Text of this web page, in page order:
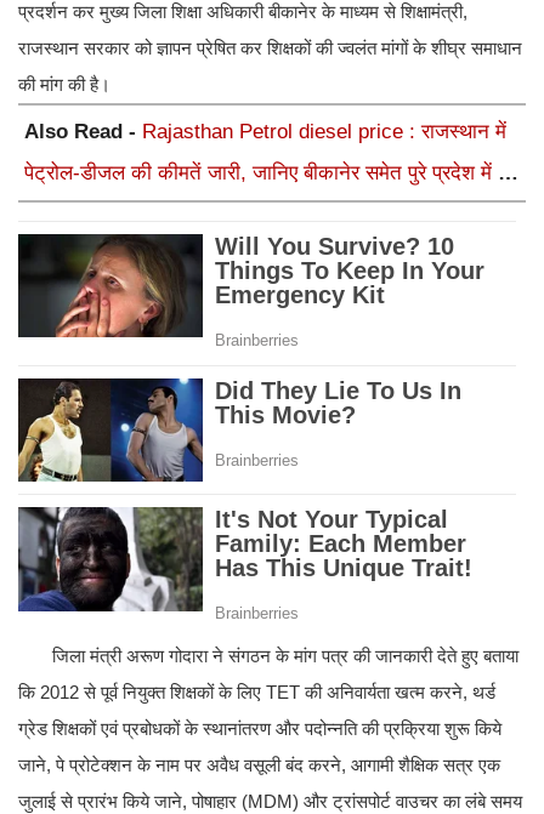
प्रदर्शन कर मुख्य जिला शिक्षा अधिकारी बीकानेर के माध्यम से शिक्षामंत्री,
राजस्थान सरकार को ज्ञापन प्रेषित कर शिक्षकों की ज्वलंत मांगों के शीघ्र समाधान
की मांग की है।
Also Read - Rajasthan Petrol diesel price : राजस्थान में
पेट्रोल-डीजल की कीमतें जारी, जानिए बीकानेर समेत पुरे प्रदेश में नए
जिला मंत्री अरूण गोदारा ने संगठन के मांग पत्र की जानकारी देते हुए बताया
कि 2012 से पूर्व नियुक्त शिक्षकों के लिए TET की अनिवार्यता खत्म करने, थर्ड
ग्रेड शिक्षकों एवं प्रबोधकों के स्थानांतरण और पदोन्नति की प्रक्रिया शुरू किये
जाने, पे प्रोटेक्शन के नाम पर अवैध वसूली बंद करने, आगामी शैक्षिक सत्र एक
जुलाई से प्रारंभ किये जाने, पोषाहार (MDM) और ट्रांसपोर्ट वाउचर का लंबे समय